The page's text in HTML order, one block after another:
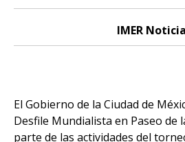
IMER
El Gobierno de la Ciudad de
Desfile Mundialista en Paseo de
parte de las actividades del